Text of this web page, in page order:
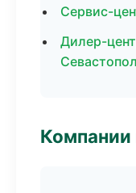
Сервис-
Дилер-
Компании